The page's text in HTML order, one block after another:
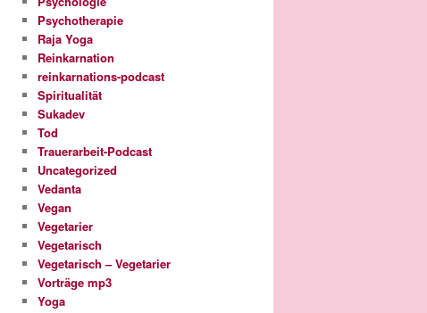
Psychotherapie
Raja Yoga
Reinkarnation
reinkarnations-podcast
Spiritualität
Sukadev
Tod
Trauerarbeit-Podcast
Uncategorized
Vedanta
Vegan
Vegetarier
Vegetarisch
Vegetarisch – Vegetarier
Vorträge mp3
Yoga